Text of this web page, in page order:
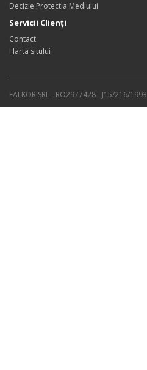
Decizie Protectia Mediului
Servicii Clienţi
Contact
Harta sitului
FALKOR SRL - RO2977428 - J15/216/1993